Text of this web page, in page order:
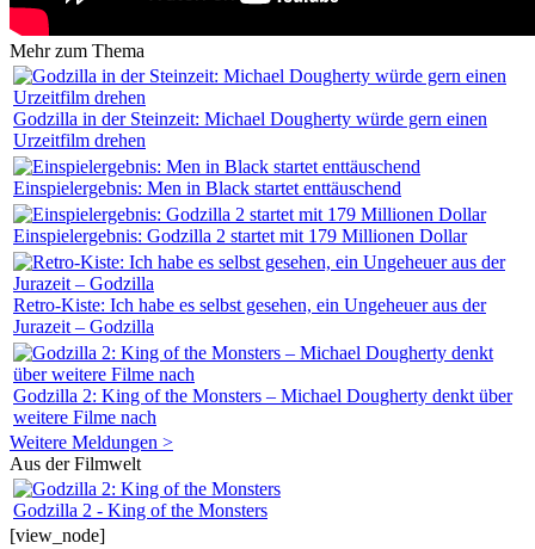
Mehr zum Thema
Godzilla in der Steinzeit: Michael Dougherty würde gern einen
Urzeitfilm drehen
Einspielergebnis: Men in Black startet enttäuschend
Einspielergebnis: Godzilla 2 startet mit 179 Millionen Dollar
Retro-Kiste: Ich habe es selbst gesehen, ein Ungeheuer aus der
Jurazeit – Godzilla
Godzilla 2: King of the Monsters – Michael Dougherty denkt über
weitere Filme nach
Weitere Meldungen >
Aus der Filmwelt
Godzilla 2 - King of the Monsters
[view_node]